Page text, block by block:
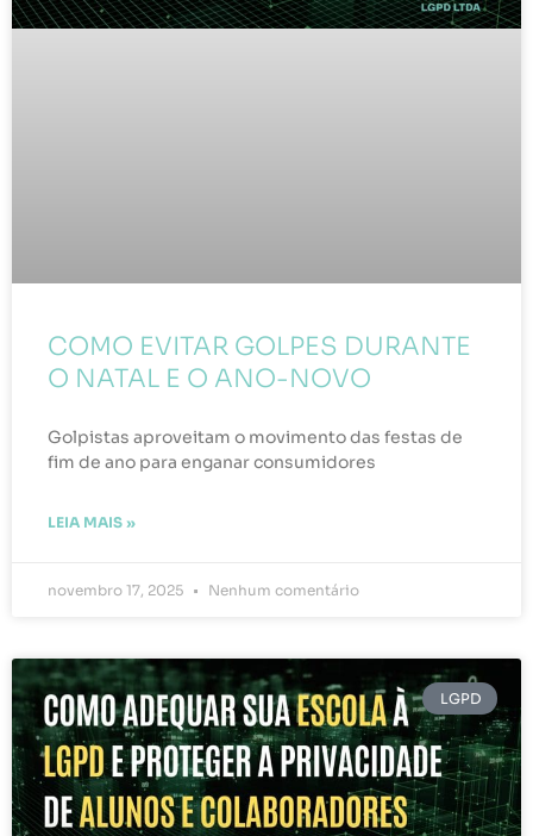
COMO EVITAR GOLPES DURANTE
O NATAL E O ANO-NOVO
Golpistas aproveitam o movimento das festas de
fim de ano para enganar consumidores
LEIA MAIS »
novembro 17, 2025 Nenhum comentário
LGPD